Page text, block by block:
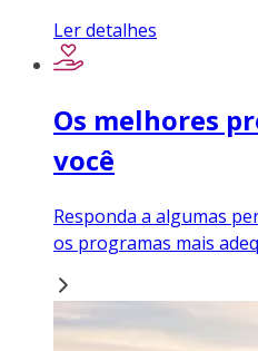
Ler detalhes
Os melhores
você
Responda a algumas
os programas mais